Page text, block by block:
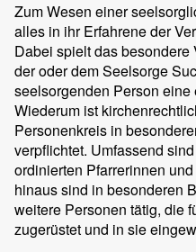
Zum Wesen einer
alles in ihr Erfahrene der
Dabei spielt das
der oder dem Seelsorge
seelsorgenden Person
Wiederum ist
Personenkreis in
verpflichtet. Umfassend
ordinierten Pfarrerinnen
hinaus sind in besonderen
weitere Personen tätig, die
zugerüstet und in sie